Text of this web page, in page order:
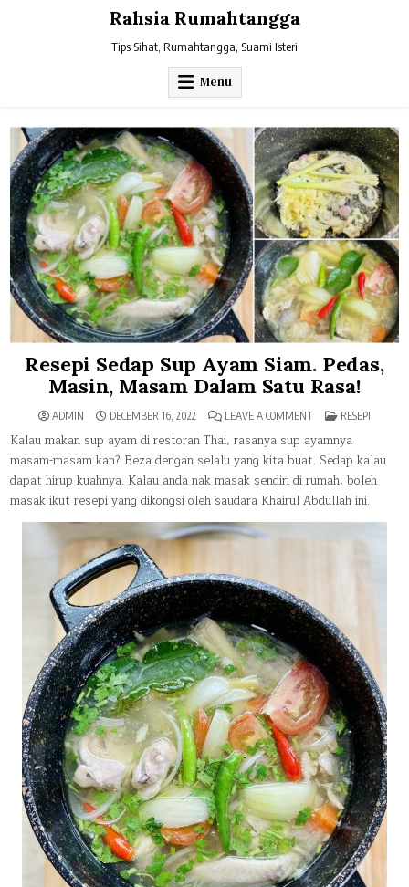
Rahsia Rumahtangga
Tips Sihat, Rumahtangga, Suami Isteri
Menu
Resepi Sedap Sup Ayam Siam. Pedas,
Masin, Masam Dalam Satu Rasa!
ADMIN DECEMBER 16, 2022 LEAVE A COMMENTON
SEDAP
SUP
AYAM
PEDAS,
MASAM
SATU
POSTED
RESEPI
Kalau makan sup ayam di restoran Thai, rasanya sup ayamnya
masam-masam kan? Beza dengan selalu yang kita buat. Sedap kalau
dapat hirup kuahnya. Kalau anda nak masak sendiri di rumah, boleh
masak ikut resepi yang dikongsi oleh saudara Khairul Abdullah ini.